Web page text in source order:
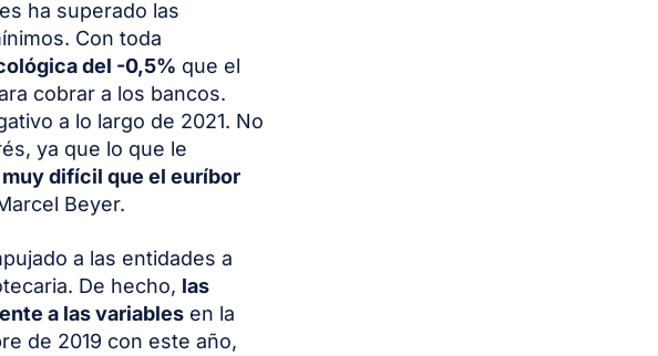
ha superado las
Con toda
del -0,5% que el
cobrar a los bancos.
a lo largo de 2021. No
ya que lo que le
muy difícil que el euríbor
Beyer.
a las entidades a
De hecho, las
a las variables en la
de 2019 con este año,